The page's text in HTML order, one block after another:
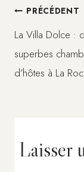
de
l’article
PRÉCÉDENT
La Villa Dolce :
superbes
d’hôtes à La
Laisser